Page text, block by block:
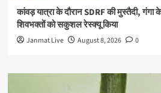
कांवड़ यात्रा के दौरान SDRF की मुस्तैदी,
शिवभक्तों को सकुशल रेस्क्यू किया
Janmat Live August 8, 2026 0